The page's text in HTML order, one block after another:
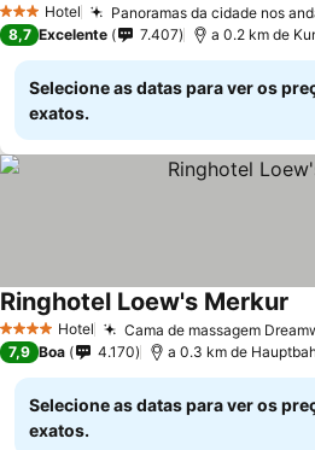
3 EstrelasHotel Panoramas da cidade nos
Ver preços
8,7 Excelente 7.407 a 0.2 km de
Selecione as datas para ver os
exatos.
4 EstrelasHotel Cama de massagem
Ringhotel Loew's Merkur
7,9 Boa 4.170 a 0.3 km de
Selecione as datas para ver os
exatos.